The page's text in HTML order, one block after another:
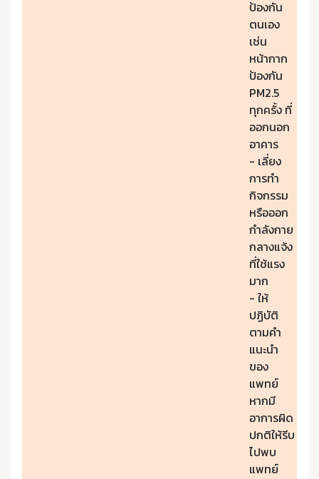
ป้องกัน
ตนเอง
เช่น
หน้ากาก
ป้องกัน
PM2.5
ทุกครั้ง ที่
ออกนอก
อาคาร
- เลี่ยง
การทำ
กิจกรรม
หรือออก
กำลังกาย
กลางแจ้ง
ที่ใช้แรง
มาก
- ให้
ปฏิบัติ
ตามคำ
แนะนำ
ของ
แพทย์
หากมี
อาการผิด
ปกติให้รีบ
ไปพบ
แพทย์